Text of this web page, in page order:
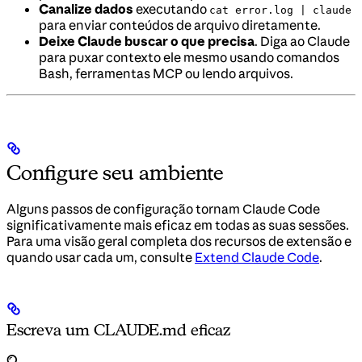
Canalize dados executando cat error.log | claude
para enviar conteúdos de arquivo diretamente.
Deixe Claude buscar o que precisa. Diga ao Claude
para puxar contexto ele mesmo usando comandos
Bash, ferramentas MCP ou lendo arquivos.
Configure seu ambiente
Alguns passos de configuração tornam Claude Code
significativamente mais eficaz em todas as suas sessões.
Para uma visão geral completa dos recursos de extensão e
quando usar cada um, consulte Extend Claude Code.
Escreva um CLAUDE.md eficaz